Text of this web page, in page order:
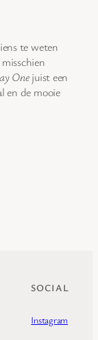
te weten
Onejuist een
en de mooie
SOCIAL
Instagram